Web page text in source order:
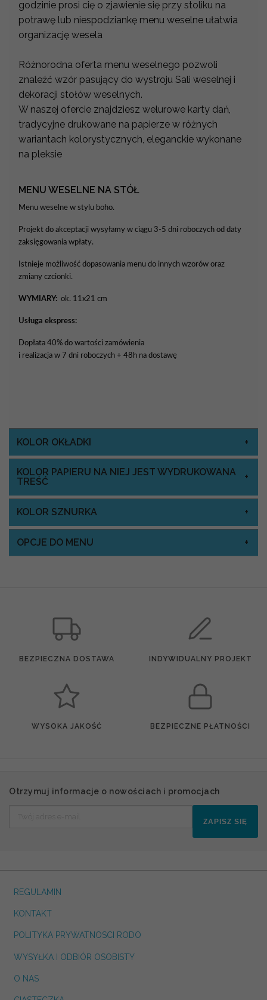
godzinie prosi cię o zjawienie się przy stoliku na
potrawę lub niespodziankę menu weselne ułatwia
organizację wesela
Różnorodna oferta menu weselnego pozwoli
znaleźć wzór pasujący do wystroju Sali weselnej i
dekoracji stołów weselnych.
W naszej ofercie znajdziesz welurowe karty dań,
tradycyjne drukowane na papierze w różnych
wariantach kolorystycznych, eleganckie wykonane
na pleksie
MENU WESELNE NA STÓŁ
Menu weselne w stylu boho.
Projekt do akceptacji wysyłamy w ciągu 3-5 dni roboczych od daty
zaksięgowania wpłaty.
Istnieje możliwość dopasowania menu do innych wzorów oraz
zmiany czcionki.
WYMIARY: ok. 11x21 cm
Usługa ekspress:
Dopłata 40% do wartości zamówienia
i realizacja w 7 dni roboczych + 48h na dostawę
KOLOR OKŁADKI
KOLOR PAPIERU NA NIEJ JEST WYDRUKOWANA
TREŚĆ
KOLOR SZNURKA
OPCJE DO MENU
BEZPIECZNA DOSTAWA INDYWIDUALNY PROJEKT
WYSOKA JAKOŚĆ BEZPIECZNE PŁATNOŚCI
Otrzymuj informacje o nowościach i promocjach
ZAPISZ SIĘ
REGULAMIN
KONTAKT
POLITYKA PRYWATNOSCI RODO
WYSYŁKA I ODBIÓR OSOBISTY
O NAS